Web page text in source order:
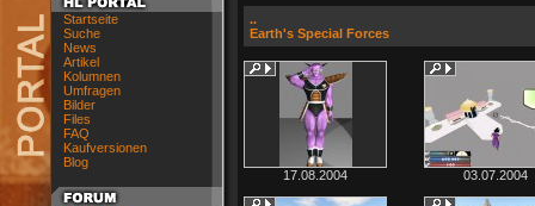
Startseite
Suche
News
Artikel
Kolumnen
Umfragen
Bilder
Files
FAQ
Kaufversionen
Blog
..
Earth's Special Forces
17.08.2004 03.07.2004